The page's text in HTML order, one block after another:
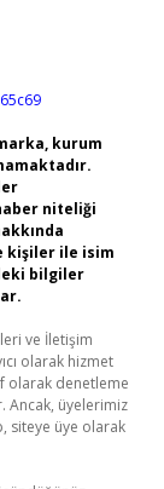
kurum
niteliği
kişiler ile isim
bilgiler
ve İletişim
olarak hizmet
olarak denetleme
Ancak, üyelerimiz
siteye üye olarak